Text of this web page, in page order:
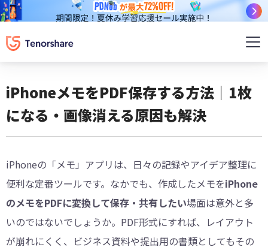
iPhoneメモをPDF保存する方法｜1枚
になる・画像消える原因も解決
iPhoneの「メモ」アプリは、日々の記録やアイデア整理に
便利な定番ツールです。なかでも、作成したメモをiPhone
のメモをPDFに変換して保存・共有したい場面は意外と多
いのではないでしょうか。PDF形式にすれば、レイアウト
が崩れにくく、ビジネス資料や提出用の書類としてもその